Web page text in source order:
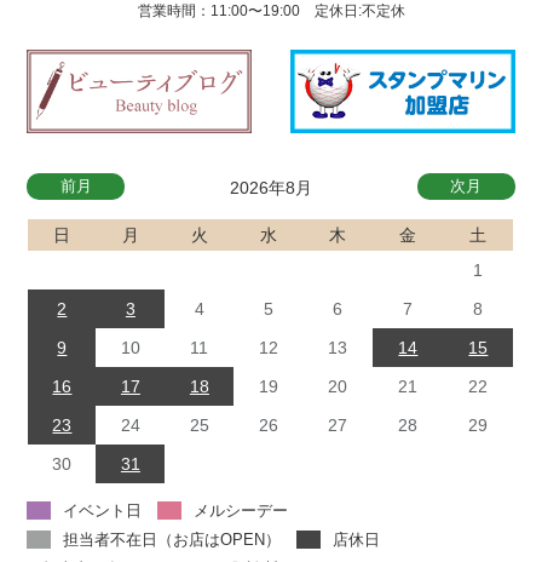
前月 2026年8月 次月
日 月 火 水 木 金
土
1
2
3 4 5 6 7
8
9
10 11 12 13 14
15
16
17 18 19 20 21
22
23
24 25 26 27 28
29
30
31
イベント日
メルシーデー
担当者不在日（お店はOPEN）
店休日
営業時間：11:00〜19:00 定休日:不定休